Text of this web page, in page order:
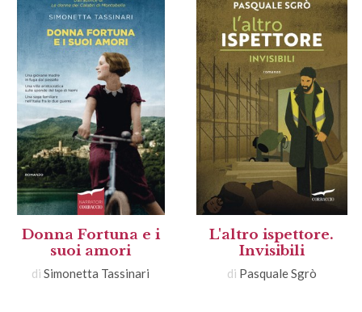
Donna Fortuna e i
suoi amori
di Simonetta Tassinari
L'altro ispettore.
Invisibili
di Pasquale Sgrò